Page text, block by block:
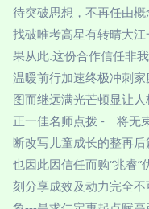
待突破思想，不再任由
找破唯考高星有转晴大
果从此.这份合作信任非
温暖前行加速终极冲刺
图而继远满光芒顿显让
正一佳名师点拨 - 将无
断改写儿童成长的整再
也因此因信任而购“兆睿
刻分享成效及动力完全